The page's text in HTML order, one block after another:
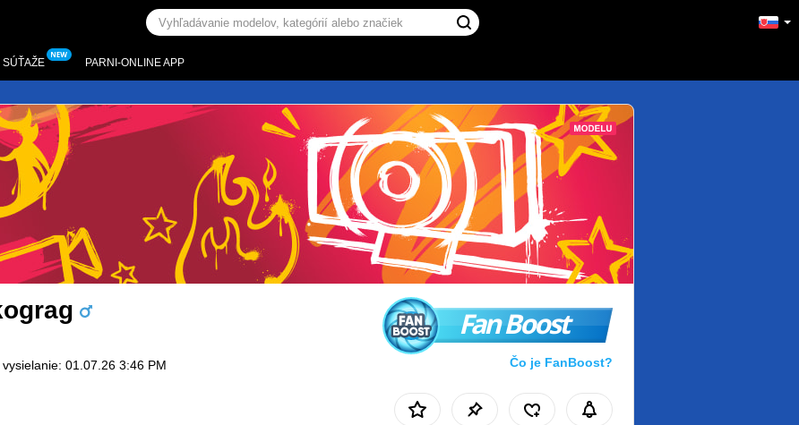
SÚŤAŽE PARNI-ONLINE APP
01.07.26 3:46 PM
Fan Boost
Čo je FanBoost?